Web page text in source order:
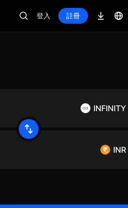
登入 註冊
INFINITY
INR